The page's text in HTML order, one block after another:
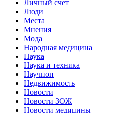
Личный счет
Люди
Места
Мнения
Мода
Народная медицина
Наука
Наука и техника
Научпоп
Недвижимость
Новости
Новости ЗОЖ
Новости медицины